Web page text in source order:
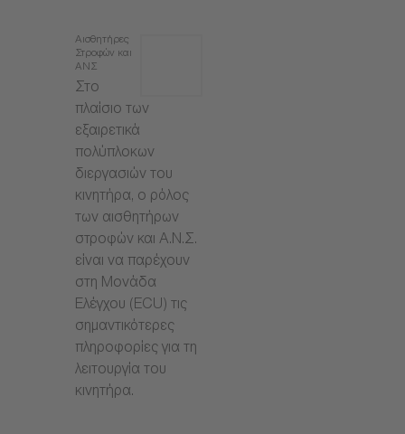
Αισθητήρες
Στροφών και
ΑΝΣ
Στο
πλαίσιο των
εξαιρετικά
πολύπλοκων
διεργασιών του
κινητήρα, ο ρόλος
των αισθητήρων
στροφών και Α.Ν.Σ.
είναι να παρέχουν
στη Μονάδα
Ελέγχου (ECU) τις
σημαντικότερες
πληροφορίες για τη
λειτουργία του
κινητήρα.